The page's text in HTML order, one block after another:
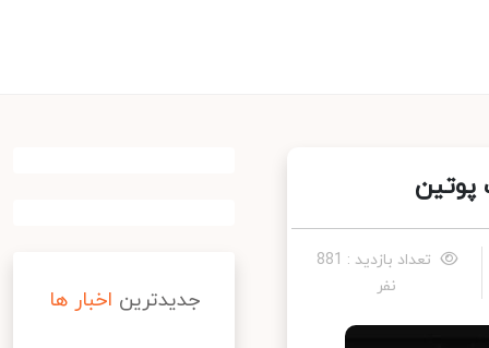
تعداد بازدید : 881
نفر
جدیدترین اخبار ها